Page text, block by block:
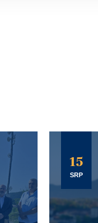
15
SRP